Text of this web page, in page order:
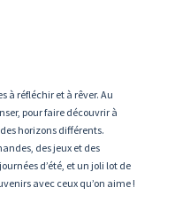
à réfléchir et à rêver. Au
pour faire découvrir à
horizons différents.
des jeux et des
d’été, et un joli lot de
avec ceux qu’on aime !